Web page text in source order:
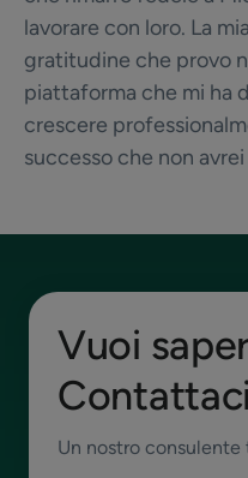
lavorare con loro. La
gratitudine che provo
piattaforma che mi ha
crescere
successo che non
Vuoi
Un nostro